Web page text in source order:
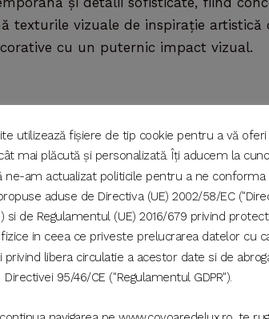
texturile vizuale de inspirație
cu un puternic impact vizual.
3 rezultate
utilizează fișiere de tip cookie pentru a vă oferi
mai plăcută și personalizată. Îți aducem la
ne-am actualizat politicile pentru a ne conforma
aduse de Directiva (UE) 2002/58/EC
si de Regulamentul (UE) 2016/679 privind
in ceea ce priveste prelucrarea datelor cu
privind libera circulatie a acestor date si de
Directivei 95/46/CE ("Regulamentul GDPR").